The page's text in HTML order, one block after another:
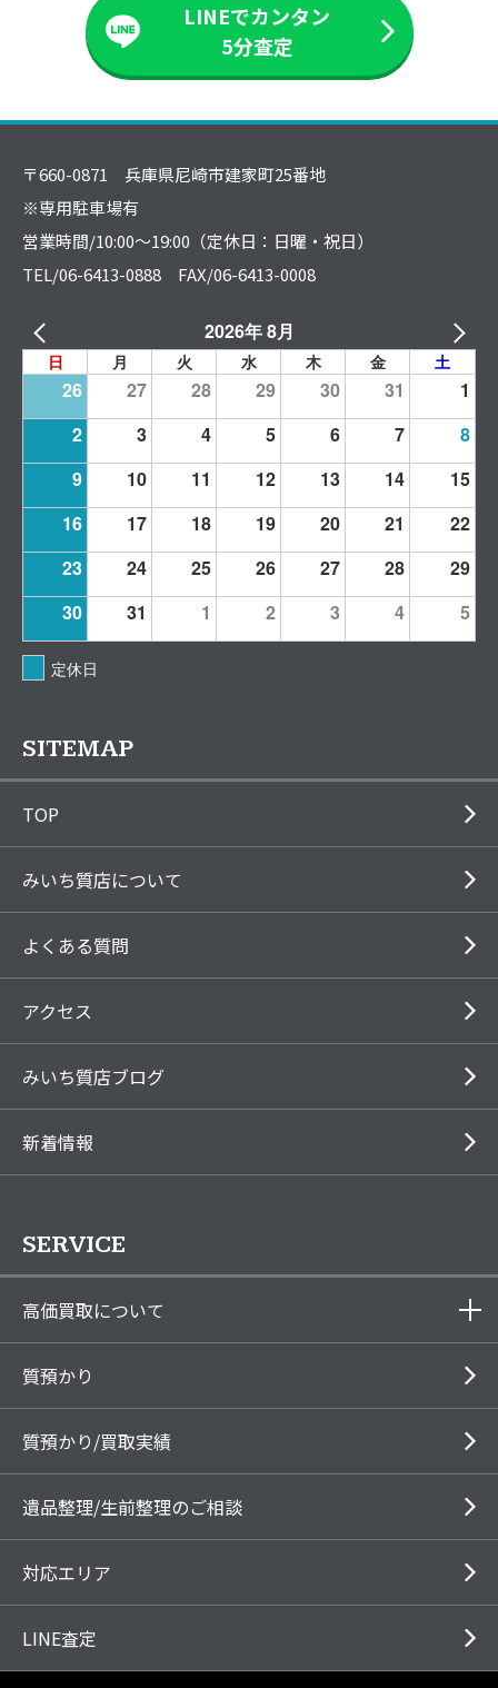
LINEでカンタン
5分査定
〒660-0871 兵庫県尼崎市建家町25番地
※専用駐車場有
営業時間/10:00～19:00（定休日：日曜・祝日）
TEL/06-6413-0888 FAX/06-6413-0008
2026年 8月
日 月 火 水 木 金 土
26 27 28 29 30 31
1
2
3 4 5 6 7
8
9
10 11 12 13 14
15
16
17 18 19 20 21
22
23
24 25 26 27 28
29
30
31 1 2 3 4 5
定休日
SITEMAP
TOP
みいち質店について
よくある質問
アクセス
みいち質店ブログ
新着情報
SERVICE
高価買取について
質預かり
質預かり/買取実績
遺品整理/生前整理のご相談
対応エリア
LINE査定